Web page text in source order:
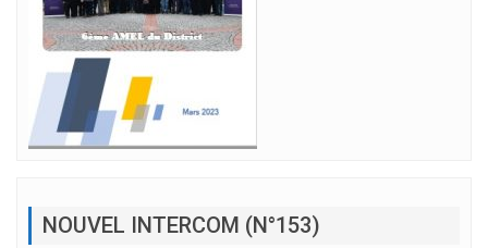
NOUVEL INTERCOM (N°153)